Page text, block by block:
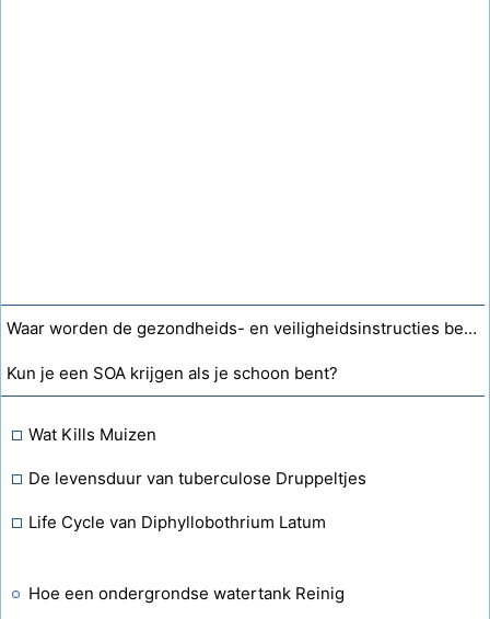
Waar worden de gezondheids- en veiligheidsinstructies bewaard?
Kun je een SOA krijgen als je schoon bent?
Wat Kills Muizen
De levensduur van tuberculose Druppeltjes
Life Cycle van Diphyllobothrium Latum
Hoe een ondergrondse watertank Reinig